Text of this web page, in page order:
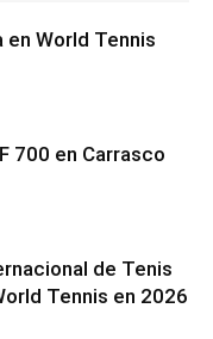
World Tennis
700 en Carrasco
de Tenis
Tennis en 2026